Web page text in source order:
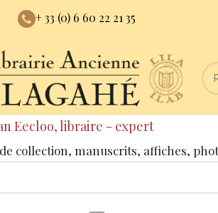
+ 33 (0) 6 60 22 21 35
Eecloo, libraire - expert
collection, manuscrits, affiches,